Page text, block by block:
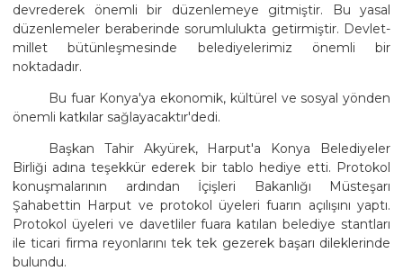
devrederek önemli bir düzenlemeye gitmiştir. Bu yasal
düzenlemeler beraberinde sorumlulukta getirmiştir. Devlet-
millet bütünleşmesinde belediyelerimiz önemli bir
noktadadır.
Bu fuar Konya'ya ekonomik, kültürel ve sosyal yönden
önemli katkılar sağlayacaktır'dedi.
Başkan Tahir Akyürek, Harput'a Konya Belediyeler
Birliği adına teşekkür ederek bir tablo hediye etti. Protokol
konuşmalarının ardından İçişleri Bakanlığı Müsteşarı
Şahabettin Harput ve protokol üyeleri fuarın açılışını yaptı.
Protokol üyeleri ve davetliler fuara katılan belediye stantları
ile ticari firma reyonlarını tek tek gezerek başarı dileklerinde
bulundu.